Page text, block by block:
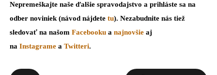
Nepremeškajte naše ďalšie spravodajstvo a prihláste sa na
odber noviniek (návod nájdete tu). Nezabudnite nás tiež
sledovať na našom Facebooku a najnovšie aj
na Instagrame a Twitteri.